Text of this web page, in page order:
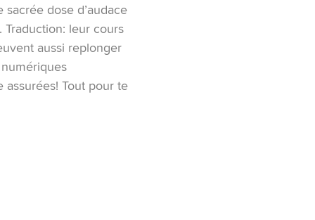
dose d’audace
leur cours
aussi replonger
Tout pour te